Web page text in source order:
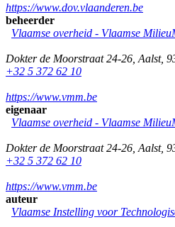
https://www.dov.vlaanderen.be
beheerder
Vlaamse overheid - Vlaamse
Dokter de Moorstraat 24-26 Aalst,
+32 5 372 62 10
https://www.vmm.be
eigenaar
Vlaamse overheid - Vlaamse
Dokter de Moorstraat 24-26 Aalst,
+32 5 372 62 10
https://www.vmm.be
auteur
Vlaamse Instelling voor